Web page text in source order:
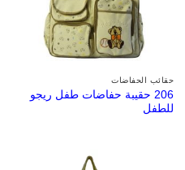
حقائب الحفاضات
206 حقيبة حفاضات طفل ريجو
للطفل